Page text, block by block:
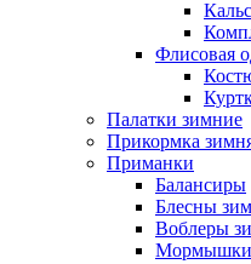
Флисовая
Палатки зимние
Прикормка
Приманки
Балансиры
Блесны
Воблеры
Мормышки